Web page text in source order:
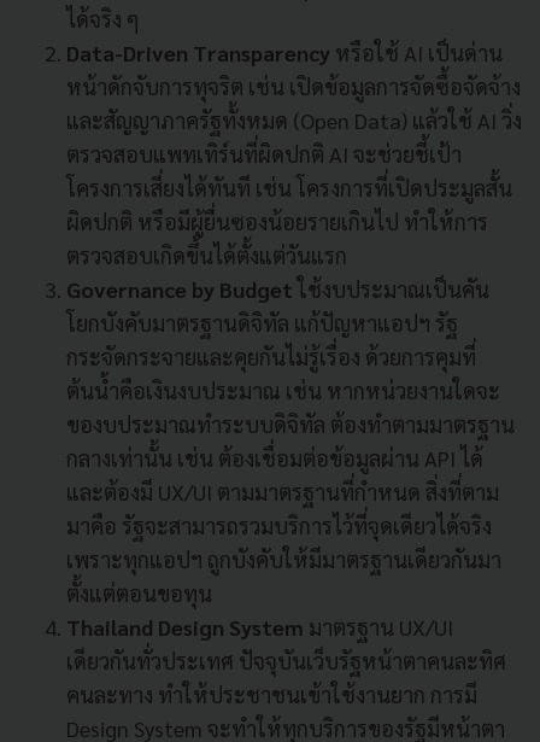
ได้จริง ๆ
Data-Driven Transparency หรือใช้ AI เป็นด่าน
หน้าดักจับการทุจริต เช่น เปิดข้อมูลการจัดซื้อจัดจ้าง
และสัญญาภาครัฐทั้งหมด (Open Data) แล้วใช้ AI วิ่ง
ตรวจสอบแพทเทิร์นที่ผิดปกติ AI จะช่วยชี้เป้า
โครงการเสี่ยงได้ทันที เช่น โครงการที่เปิดประมูลสั้น
ผิดปกติ หรือมีผู้ยื่นซองน้อยรายเกินไป ทำให้การ
ตรวจสอบเกิดขึ้นได้ตั้งแต่วันแรก
Governance by Budgetใช้งบประมาณเป็นคัน
โยกบังคับมาตรฐานดิจิทัล แก้ปัญหาแอปฯ รัฐ
กระจัดกระจายและคุยกันไม่รู้เรื่อง ด้วยการคุมที่
ต้นน้ำคือเงินงบประมาณ เช่น หากหน่วยงานใดจะ
ของบประมาณทำระบบดิจิทัล ต้องทำตามมาตรฐาน
กลางเท่านั้น เช่น ต้องเชื่อมต่อข้อมูลผ่าน API ได้
และต้องมี UX/UI ตามมาตรฐานที่กำหนด สิ่งที่ตาม
มาคือ รัฐจะสามารถรวมบริการไว้ที่จุดเดียวได้จริง
เพราะทุกแอปฯ ถูกบังคับให้มีมาตรฐานเดียวกันมา
ตั้งแต่ตอนขอทุน
Thailand Design System มาตรฐาน UX/UI
เดียวกันทั่วประเทศ ปัจจุบันเว็บรัฐหน้าตาคนละทิศ
คนละทาง ทำให้ประชาชนเข้าใช้งานยาก การมี
Design System จะทำให้ทุกบริการของรัฐมีหน้าตา